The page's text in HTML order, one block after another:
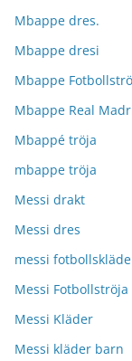
Mbappe dres.
Mbappe dresi
Mbappe
Mbappe Real
Mbappé tröja
mbappe tröja
Messi drakt
Messi dres
messi
Messi Fotbollströja
Messi Kläder
Messi kläder barn